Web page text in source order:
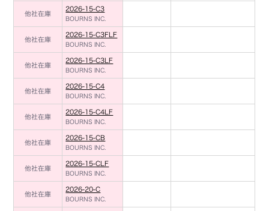
他社在庫
2026-15-C3
BOURNS INC.
他社在庫
2026-15-C3FLF
BOURNS INC.
他社在庫
2026-15-C3LF
BOURNS INC.
他社在庫
2026-15-C4
BOURNS INC.
他社在庫
2026-15-C4LF
BOURNS INC.
他社在庫
2026-15-CB
BOURNS INC.
他社在庫
2026-15-CLF
BOURNS INC.
他社在庫
2026-20-C
BOURNS INC.